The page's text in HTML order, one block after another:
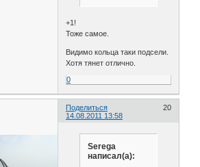
+1!
Тоже самое.
Видимо кольца таки подсели.
Хотя тянет отлично.
0
Поделиться
20
14.08.2011 13:58
Serega
написал(а):